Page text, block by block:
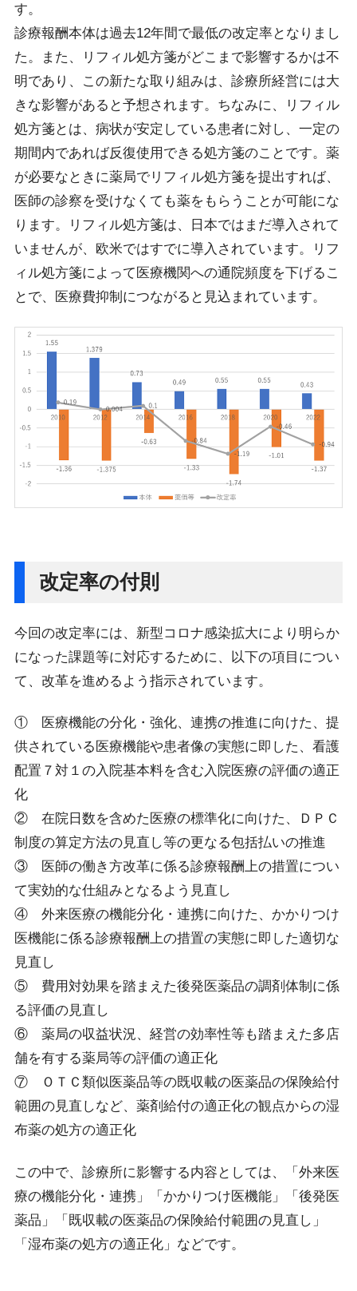
す。
診療報酬本体は過去12年間で最低の改定率となりまし
た。また、リフィル処方箋がどこまで影響するかは不
明であり、この新たな取り組みは、診療所経営には大
きな影響があると予想されます。ちなみに、リフィル
処方箋とは、病状が安定している患者に対し、一定の
期間内であれば反復使用できる処方箋のことです。薬
が必要なときに薬局でリフィル処方箋を提出すれば、
医師の診察を受けなくても薬をもらうことが可能にな
ります。リフィル処方箋は、日本ではまだ導入されて
いませんが、欧米ではすでに導入されています。リフ
ィル処方箋によって医療機関への通院頻度を下げるこ
とで、医療費抑制につながると見込まれています。
改定率の付則
今回の改定率には、新型コロナ感染拡大により明らか
になった課題等に対応するために、以下の項目につい
て、改革を進めるよう指示されています。
① 医療機能の分化・強化、連携の推進に向けた、提
供されている医療機能や患者像の実態に即した、看護
配置７対１の入院基本料を含む入院医療の評価の適正
化
② 在院日数を含めた医療の標準化に向けた、ＤＰＣ
制度の算定方法の見直し等の更なる包括払いの推進
③ 医師の働き方改革に係る診療報酬上の措置につい
て実効的な仕組みとなるよう見直し
④ 外来医療の機能分化・連携に向けた、かかりつけ
医機能に係る診療報酬上の措置の実態に即した適切な
見直し
⑤ 費用対効果を踏まえた後発医薬品の調剤体制に係
る評価の見直し
⑥ 薬局の収益状況、経営の効率性等も踏まえた多店
舗を有する薬局等の評価の適正化
⑦ ＯＴＣ類似医薬品等の既収載の医薬品の保険給付
範囲の見直しなど、薬剤給付の適正化の観点からの湿
布薬の処方の適正化
この中で、診療所に影響する内容としては、「外来医
療の機能分化・連携」「かかりつけ医機能」「後発医
薬品」「既収載の医薬品の保険給付範囲の見直し」
「湿布薬の処方の適正化」などです。